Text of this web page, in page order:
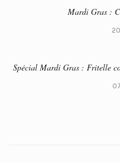
Mardi Gras :
Spécial Mardi Gras : Fritelle